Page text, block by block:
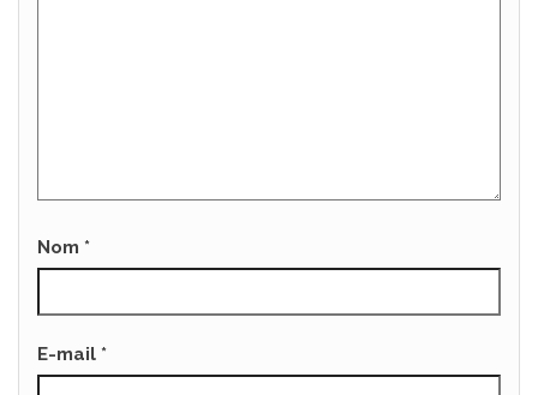
Nom *
E-mail *